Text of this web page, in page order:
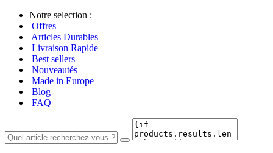
Notre selection :
Offres
Articles Durables
Livraison Rapide
Best sellers
Nouveautés
Made in Europe
Blog
FAQ